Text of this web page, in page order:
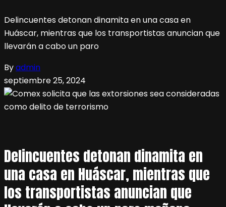
Delincuentes detonan dinamita en una casa en
Huáscar, mientras que los transportistas anuncian que
llevarán a cabo un paro
Byadmin
septiembre 25, 2024
Delincuentes detonan dinamita en
una casa en Huáscar, mientras que
los transportistas anuncian que